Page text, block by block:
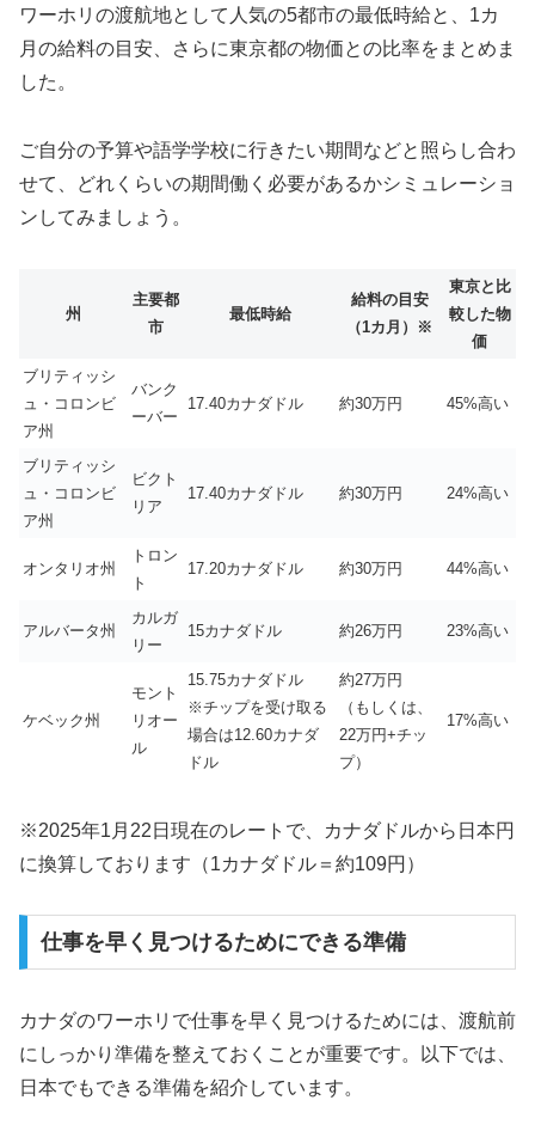
ワーホリの渡航地として人気の5都市の最低時給と、1カ
月の給料の目安、さらに東京都の物価との比率をまとめま
した。
ご自分の予算や語学学校に行きたい期間などと照らし合わ
せて、どれくらいの期間働く必要があるかシミュレーショ
ンしてみましょう。
州
主要都
市
最低時給
給料の目安
（1カ月）※
東京と比
較した物
価
ブリティッシ
ュ・コロンビ
ア州
バンク
ーバー
17.40カナダドル 約30万円 45%高い
ブリティッシ
ュ・コロンビ
ア州
ビクト
リア
17.40カナダドル 約30万円 24%高い
オンタリオ州
トロン
ト
17.20カナダドル 約30万円 44%高い
アルバータ州
カルガ
リー
15カナダドル 約26万円 23%高い
ケベック州
モント
リオー
ル
15.75カナダドル
※チップを受け取る
場合は12.60カナダ
ドル
約27万円
（もしくは、
22万円+チッ
プ）
17%高い
※2025年1月22日現在のレートで、カナダドルから日本円
に換算しております（1カナダドル＝約109円）
仕事を早く見つけるためにできる準備
カナダのワーホリで仕事を早く見つけるためには、渡航前
にしっかり準備を整えておくことが重要です。以下では、
日本でもできる準備を紹介しています。